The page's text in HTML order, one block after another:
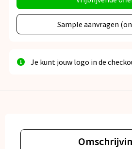
Sample aanvragen
Je kunt jouw logo in de